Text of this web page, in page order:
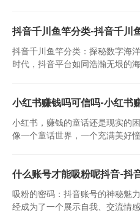
抖音千川鱼竿分类-抖音千川
抖音千川鱼竿分类：探秘数字海
时代，抖音平台如同浩瀚无垠的
小红书赚钱吗可信吗-小红书
小红书，赚钱的童话还是现实的
像一个童话世界，一个充满美好
什么账号才能吸粉呢抖音-抖
吸粉的密码：抖音账号的神秘魅
经成为了一个展示自我、交流情